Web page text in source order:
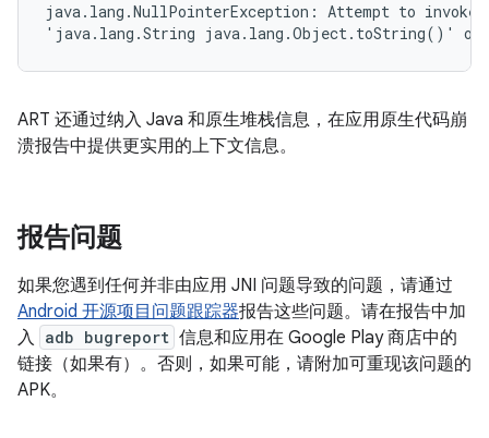
java.lang.NullPointerException: Attempt to invoke
'java.lang.String java.lang.Object.toString()' on
ART 还通过纳入 Java 和原生堆栈信息，在应用原生代码崩
溃报告中提供更实用的上下文信息。
报告问题
如果您遇到任何并非由应用 JNI 问题导致的问题，请通过
Android 开源项目问题跟踪器报告这些问题。请在报告中加
入 adb bugreport 信息和应用在 Google Play 商店中的
链接（如果有）。否则，如果可能，请附加可重现该问题的
APK。